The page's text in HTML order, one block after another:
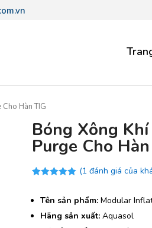
Hàn TIG
Bóng Xông
Purge Cho
đánh giá
(1 đánh giá của
Tên sản phẩm: Modular
Hãng sản xuất: Aquasol